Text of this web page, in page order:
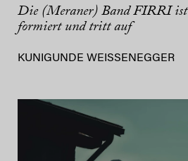
Die (Meraner) Band FIRRI ist
formiert und tritt auf
KUNIGUNDE WEISSENEGGER